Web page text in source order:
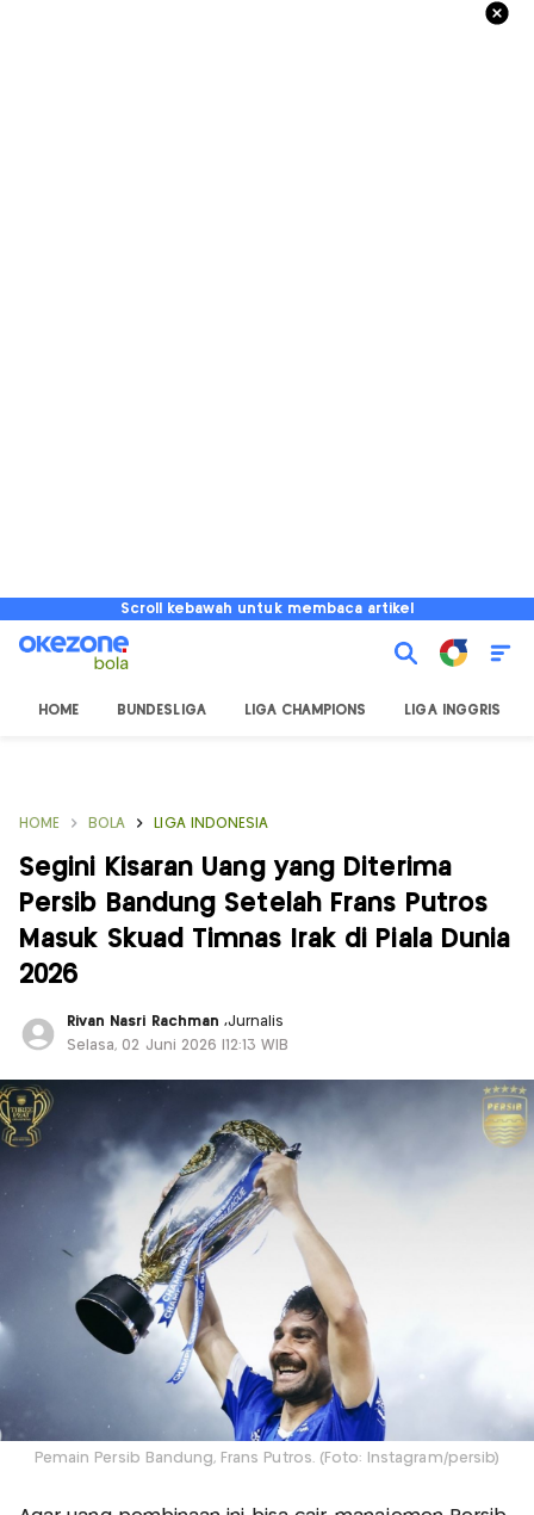
Scroll kebawah untuk membaca artikel
HOME BUNDESLIGA LIGA CHAMPIONS LIGA INGGRIS
HOME BOLA LIGA INDONESIA
Segini Kisaran Uang yang Diterima
Persib Bandung Setelah Frans Putros
Masuk Skuad Timnas Irak di Piala Dunia
2026
Rivan Nasri Rachman ,Jurnalis
Selasa, 02 Juni 2026 |12:13 WIB
Pemain Persib Bandung, Frans Putros. (Foto: Instagram/persib)